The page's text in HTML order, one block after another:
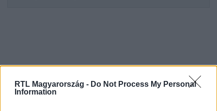
RTL Magyarország - Do Not Process My Personal
Information